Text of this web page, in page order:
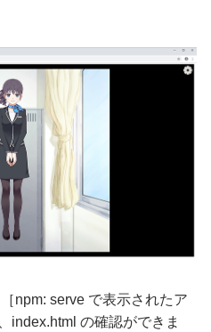
npm: serve で表示されたア
index.html の確認ができま